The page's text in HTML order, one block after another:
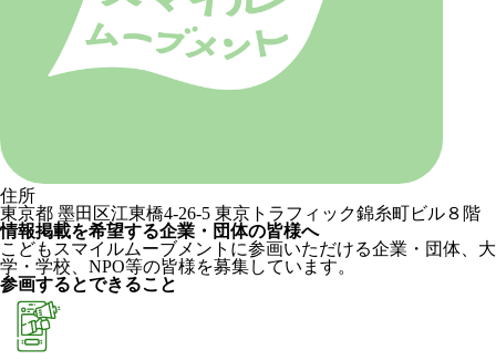
住所
東京都 墨田区江東橋4-26-5 東京トラフィック錦糸町ビル８階
情報掲載を希望する企業・団体の皆様へ
こどもスマイルムーブメントに参画いただける企業・団体、大
学・学校、NPO等の皆様を募集しています。
参画するとできること